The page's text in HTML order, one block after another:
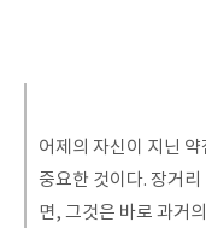
어제의 자신이 지닌
중요한 것이다. 장거
면, 그것은 바로 과거